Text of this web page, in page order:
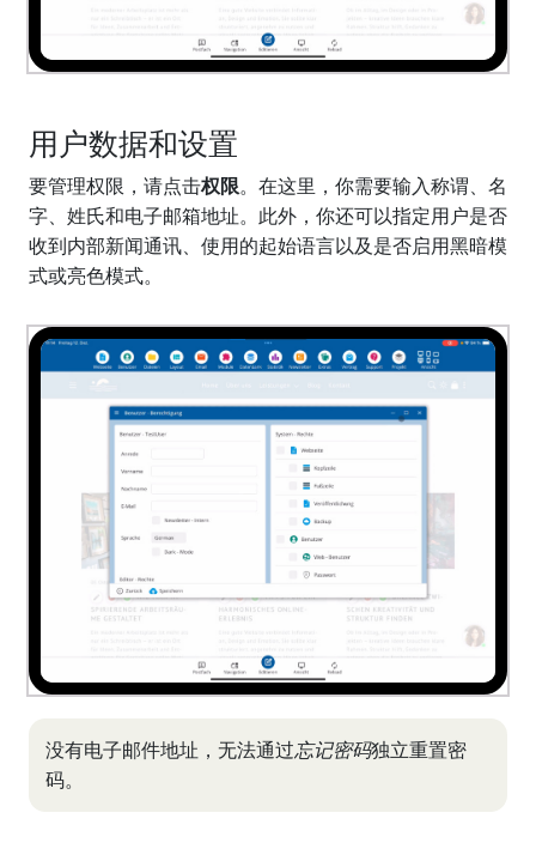
用户数据和设置
要管理权限，请点击权限。在这里，你需要输入称谓、名
字、姓氏和电子邮箱地址。此外，你还可以指定用户是否
收到内部新闻通讯、使用的起始语言以及是否启用黑暗模
式或亮色模式。
没有电子邮件地址，无法通过忘记密码独立重置密
码。